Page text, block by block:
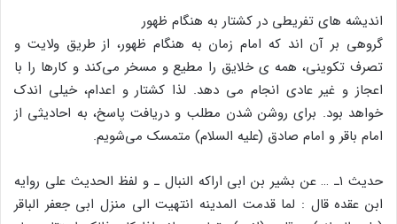
اندیشه های تفریطی در کشتار به هنگام ظهور
گروهی بر آن اند که امام زمان به هنگام ظهور، از طریق ولایت و
تصرف تکوینی، همه ی خلایق را مطیع و مسخر می‌کند و کارها را با
اعجاز و غیر عادی انجام می دهد. لذا کشتار و اعدام، خیلی اندک
خواهد بود. برای روشن شدن مطلب و دریافت پاسخ، به احادیثی از
امام باقر و امام صادق (علیه السلام) متمسک می‌شویم.
حدیث ۱ـ … عن بشیر بن ابی اراکه النبال ـ و لفظ الحدیث علی روایه
ابن عقده قال : لما قدمت المدینه انتهیت الی منزل ابی جعفر الباقر